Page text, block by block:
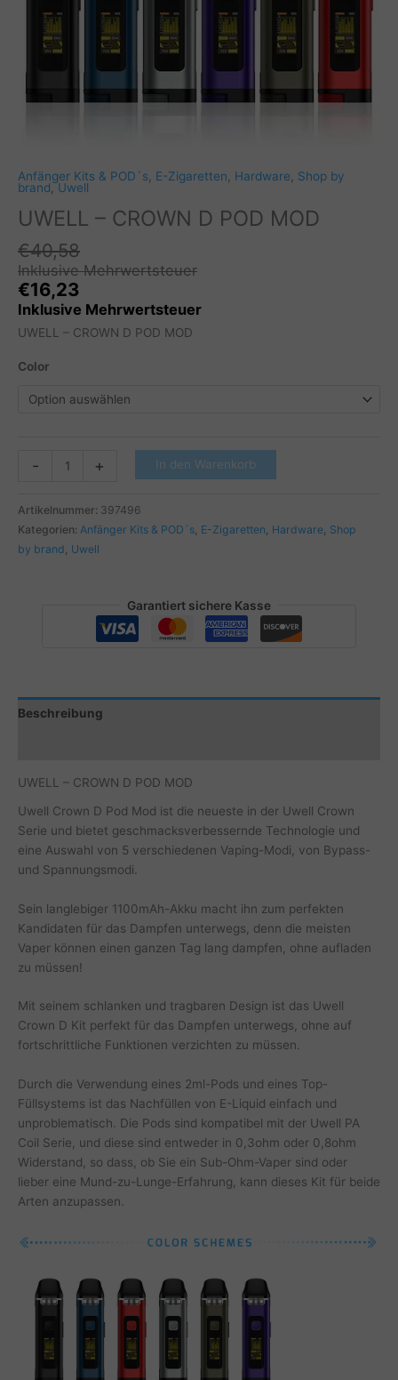
Anfänger Kits & POD´s E-Zigaretten Hardware
Shop by
brand ,Uwell
UWELL – CROWN D POD MOD
€40,58
Inklusive Mehrwertsteuer
€16,23
Inklusive Mehrwertsteuer
UWELL – CROWN D POD MOD
Color
-
D
POD
MOD
+ In den Warenkorb
Artikelnummer: 397496
Kategorien: Anfänger Kits & POD´s E-Zigaretten Hardware Shop
by brand Uwell
Garantiert sichere Kasse
Beschreibung
UWELL – CROWN D POD MOD
Uwell Crown D Pod Mod ist die neueste in der Uwell Crown
Serie und bietet geschmacksverbessernde Technologie und
eine Auswahl von 5 verschiedenen Vaping-Modi, von Bypass-
und Spannungsmodi.
Sein langlebiger 1100mAh-Akku macht ihn zum perfekten
Kandidaten für das Dampfen unterwegs, denn die meisten
Vaper können einen ganzen Tag lang dampfen, ohne aufladen
zu müssen!
Mit seinem schlanken und tragbaren Design ist das Uwell
Crown D Kit perfekt für das Dampfen unterwegs, ohne auf
fortschrittliche Funktionen verzichten zu müssen.
Durch die Verwendung eines 2ml-Pods und eines Top-
Füllsystems ist das Nachfüllen von E-Liquid einfach und
unproblematisch. Die Pods sind kompatibel mit der Uwell PA
Coil Serie, und diese sind entweder in 0,3ohm oder 0,8ohm
Widerstand, so dass, ob Sie ein Sub-Ohm-Vaper sind oder
lieber eine Mund-zu-Lunge-Erfahrung, kann dieses Kit für beide
Arten anzupassen.